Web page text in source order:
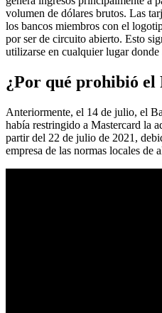
volumen de dólares brutos. Las
los bancos miembros con el
por ser de circuito abierto. Esto
utilizarse en cualquier lugar donde
¿Por qué prohibió
Anteriormente, el 14 de julio, el
había restringido a Mastercard la
partir del 22 de julio de 2021,
empresa de las normas locales de